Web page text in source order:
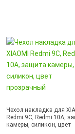
Розничная цена
Цвет
Чехол накладка для
Redmi 9C, Redmi 10A,
камеры, силикон, цвет